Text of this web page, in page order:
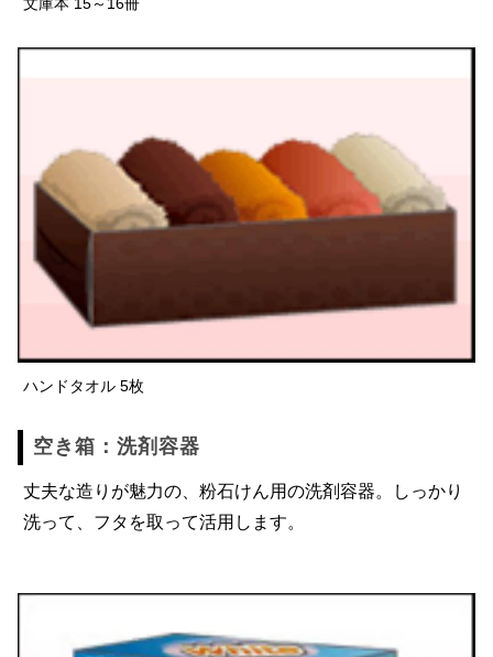
ハンドタオル 5枚
空き箱：洗剤容器
丈夫な造りが魅力の、粉石けん用の洗剤容器。しっかり
洗って、フタを取って活用します。